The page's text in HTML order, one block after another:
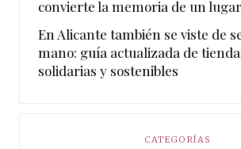
convierte la memoria de un
En Alicante también se viste de
mano: guía actualizada de
solidarias y sostenibles
CATEGORÍAS